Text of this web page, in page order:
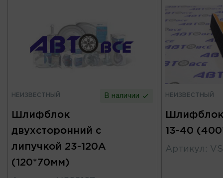
НЕИЗВЕСТНЫЙ В наличии
Шлифблок
двухсторонний с
липучкой 23-120А
(120*70мм)
НЕИЗВЕСТНЫЙ
Шлифблок
13-40
Артикул :